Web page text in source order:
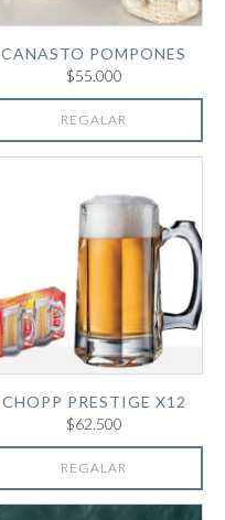
CANASTO POMPONES
$55.000
REGALAR
CHOPP PRESTIGE X12
$62.500
REGALAR